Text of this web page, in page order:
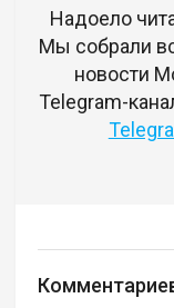
Надоело
Мы собрали
новости
Telegram-